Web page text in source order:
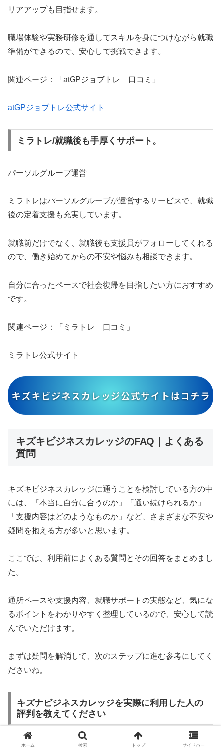
リアアップも目指せます。
職場体験や実務研修を通してスキルを身につけながら就職
準備ができるので、安心して挑戦できます。
関連ページ：「atGPジョブトレ 口コミ」
atGPジョブトレ公式サイト
ミラトレ/就職後も手厚くサポート。
パーソルグループ運営
ミラトレはパーソルグループが運営するサービスで、就職
後の定着支援も充実しています。
就職前だけでなく、就職後も支援員がフォローしてくれる
ので、働き始めてからの不安や悩みも相談できます。
自分に合ったペースで社会復帰を目指したい方におすすめ
です。
関連ページ：「ミラトレ 口コミ」
ミラトレ公式サイト
キズキビジネスカレッジのFAQ｜よくある
質問
キズキビジネスカレッジに通うことを検討している方の中
には、「本当に自分に合うのか」「通い続けられるか」
「支援内容はどのようなものか」など、さまざまな不安や
疑問を抱える方が多いと思います。
ここでは、利用前によくある質問とその回答をまとめまし
た。
通所ペースや支援内容、就職サポートの実態など、気にな
るポイントをわかりやすく整理しているので、安心して読
んでいただけます。
まずは疑問を解消して、次のステップに進む参考にしてく
ださいね。
キズナビジネスカレッジを実際に利用した人の
評判を教えてください
実際に利用した方の口コミを見ると、「安心して通えた」
ホーム 検索 トップ サイドバー